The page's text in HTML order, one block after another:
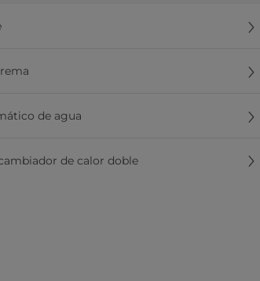
de agua
de calor doble